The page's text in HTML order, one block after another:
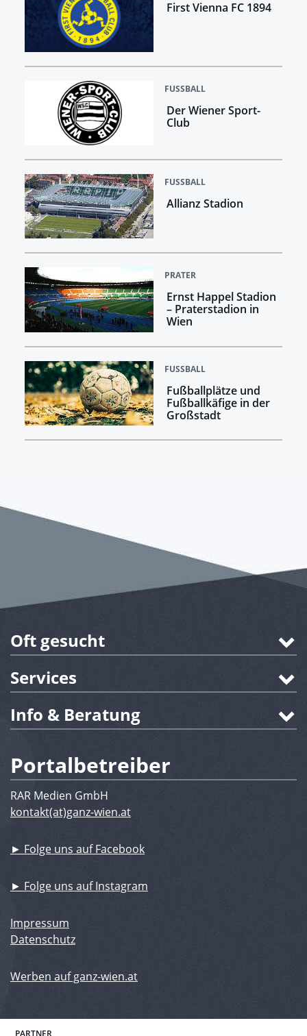
First Vienna FC 1894
FUSSBALL
Der Wiener Sport-
Club
FUSSBALL
Allianz Stadion
PRATER
Ernst Happel Stadion
– Praterstadion in
Wien
FUSSBALL
Fußballplätze und
Fußballkäfige in der
Großstadt
Oft gesucht
Services
Info & Beratung
Portalbetreiber
RAR Medien GmbH
kontakt(at)ganz-wien.at
► Folge uns auf Facebook
► Folge uns auf Instagram
Impressum
Datenschutz
Werben auf ganz-wien.at
PARTNER